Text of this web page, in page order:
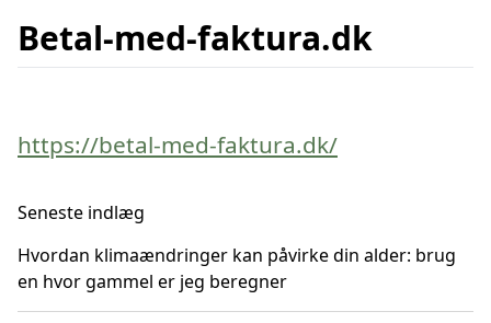
Betal-med-faktura.dk
https://betal-med-faktura.dk/
Seneste indlæg
Hvordan klimaændringer kan påvirke din alder: brug
en hvor gammel er jeg beregner